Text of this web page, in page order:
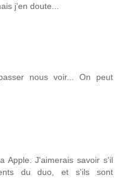
j'en doute...
nous voir... On peut
Apple. J'aimerais savoir s'il
du duo, et s'ils sont